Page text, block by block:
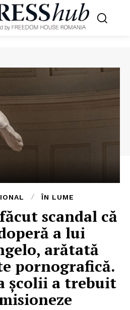
ÎN LUME
scandal că
a lui
arătată
pornografică.
școlii a trebuit